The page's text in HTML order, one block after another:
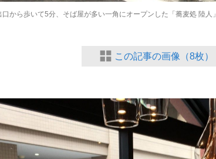
から歩いて5分、そば屋が多い一角にオープンした「蕎麦処 陸人」
この記事の画像（8枚）